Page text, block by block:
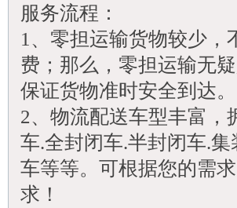
服务流程：
1、零担运输货物较少
费；那么，零担运输无
保证货物准时安全到达。
2、物流配送车型丰富，
车.全封闭车.半封闭车.
车等等。可根据您的需
求！